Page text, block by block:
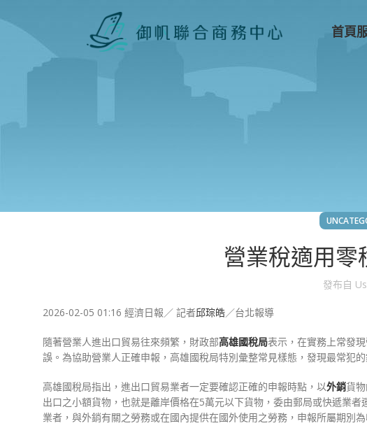
首頁
營業稅適用零
發布自
2026-02-05 01:16 經濟日報／ 記者邱琮皓／台北報導
隨著營業人進出口貿易往來頻繁，財政部高雄國稅局表示，在實務上常發
誤。為協助營業人正確申報，高雄國稅局特別彙整常見樣態，發現最常犯
高雄國稅局指出，進出口貿易業者一定要確認正確的申報時點，以外銷貨
出口之小額貨物，也就是離岸價格在5萬元以下貨物，委由郵局或快遞業
業者，與外銷有關之勞務或在國內提供在國外使用之勞務，申報所屬期別為